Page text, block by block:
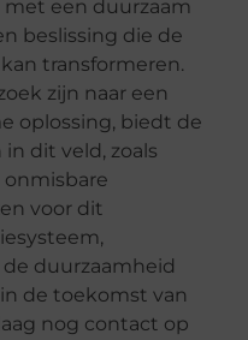
een duurzaam
beslissing die de
transformeren.
zijn naar een
oplossing, biedt de
dit veld, zoals
onmisbare
voor dit
duurzaamheid
de toekomst van
nog contact op